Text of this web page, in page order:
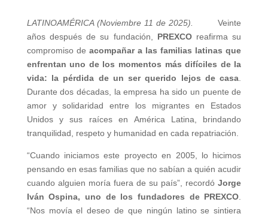
LATINOAMÉRICA (Noviembre 11 de 2025).Veinte
años después de su fundación, PREXCOreafirma su
compromiso de acompañar a las familias latinas que
enfrentan uno de los momentos más difíciles de la
vida: la pérdida de un ser querido lejos de casa
Durante dos décadas, la empresa ha sido un puente de
amor y solidaridad entre los migrantes en Estados
Unidos y sus raíces en América Latina, brindando
tranquilidad, respeto y humanidad en cada repatriación.
“Cuando iniciamos este proyecto en 2005, lo hicimos
pensando en esas familias que no sabían a quién acudir
cuando alguien moría fuera de su país”, recordóJorge
Iván Ospina, uno de los fundadores de PREXCO
“Nos movía el deseo de que ningún latino se sintiera